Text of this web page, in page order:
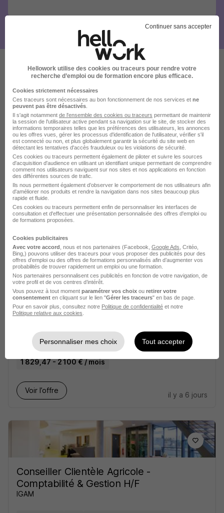
Ces offres pourraient aussi
vous intéresser
Charge de Relation Client H/F
GROUPE HEPPNER
Thouaré-sur-Loire - 44
Conseiller Relation Client H/F
Sainte-Luce-sur-Loire - 44
CDD
1 829,47 - 2 100 € / mois
Voir l’offre
il y a 6 jours
Conseiller Clientèle Agricole -
Comptabilité & Gestion H/F
IGAM
Continuer sans accepter
Hellowork utilise des cookies ou traceurs pour rendre votre
recherche d’emploi ou de formation encore plus efficace.
Cookies strictement nécessaires
Ces traceurs sont nécessaires au bon fonctionnement de nos services et ne
peuvent pas être désactivés
Il s'agit notamment de l'ensemble des cookies ou traceurs permettant de maintenir
la session de l'utilisateur active pendant sa navigation sur le site, de stocker des
informations temporaires telles que les préférences des utilisateurs, les annonces
ou les offres vues, gérer les processus d'identification de l'utilisateur, vérifier s'il
est connecté ou non, et plus globalement garantir la sécurité du site web en
détectant les tentatives d'accès frauduleux ou les violations de sécurité.
Ces cookies ou traceurs permettent également de piloter et suivre les sources
d'acquisition d'audience en utilisant un identifiant unique permettant de comprendre
comment nos utilisateurs naviguent sur nos sites et nos applications en fonction
des différentes sources de trafic.
Ils nous permettent également d’observer le comportement de nos utilisateurs afin
d'améliorer nos produits et rendre la navigation dans nos sites beaucoup plus
rapide et fluide.
Ces cookies ou traceurs permettent enfin de personnaliser les interfaces de
consultation et d'effectuer une présentation personnalisée des offres d'emploi ou
de formations proposées.
Cookies publicitaires
Avec votre accord , nous et nos partenaires (Facebook, Google Ads , Critéo,
Bing,) pouvons utiliser des traceurs pour vous proposer des publicités pour des
offres d’emploi ou des offres de formations personnalisés afin d’augmenter vos
probabilités de trouver rapidement un emploi ou une formation.
Nos partenaires personnalisent ces publicités en fonction de votre navigation, de
votre profil et de vos centres d’intérêt.
Vous pouvez à tout moment paramétrer vos choix ou retirer votre
consentement en cliquant sur le lien "Gérer les traceurs" en bas de page.
Pour en savoir plus, consultez notre Politique de confidentialité et notre
Politique relative aux cookies
Personnaliser mes choix Tout accepter